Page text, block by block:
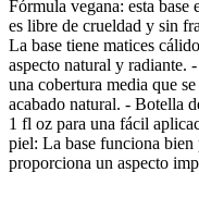
Fórmula vegana: esta base
es libre de crueldad y sin
La base tiene matices
aspecto natural y radiante.
una cobertura media que
acabado natural. - Botella
1 fl oz para una fácil
piel: La base funciona
proporciona un aspecto